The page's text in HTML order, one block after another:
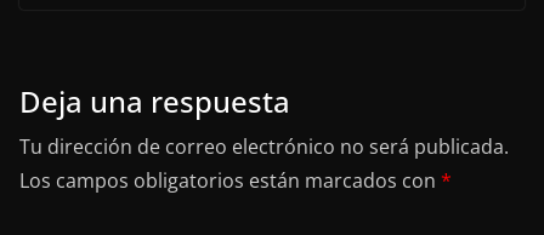
Deja una respuesta
Tu dirección de correo electrónico no será publicada.
Los campos obligatorios están marcados con *